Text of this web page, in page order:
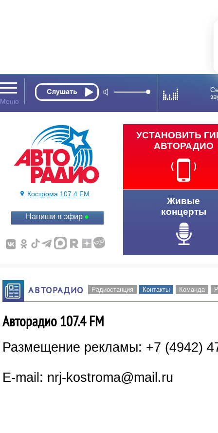
Кострома 107.4 FM
Напиши в эфир
УСТАНОВИТЬ
АВТОРАДИО
Живые
концерты
АВТОРАДИО Радиостанция Контакты Команда
Авторадио 107.4 FM
Размещение рекламы: +7 (4942)
E-mail: nrj-kostroma@mail.ru